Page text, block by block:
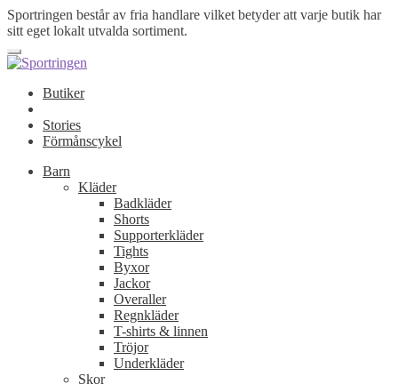
Sportringen består av fria handlare vilket betyder att varje butik har
sitt eget lokalt utvalda sortiment.
Butiker
Stories
Förmånscykel
Barn
Kläder
Badkläder
Shorts
Supporterkläder
Tights
Byxor
Jackor
Overaller
Regnkläder
T-shirts & linnen
Tröjor
Underkläder
Skor